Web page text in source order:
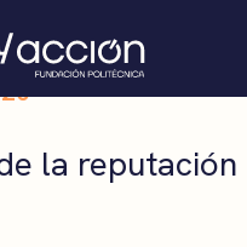
Somos
Casos
la reputación